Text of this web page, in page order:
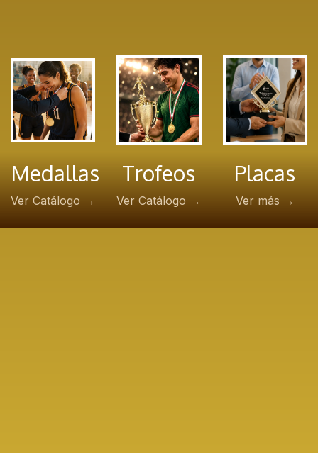
Medallas
Ver Catálogo →
Placas
Ver más →
Trofeos
Ver Catálogo →